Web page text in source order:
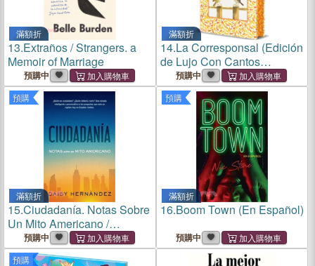
滿額折
13.Extraños / Strangers. a
Memoir of Marriage
預購中
滿額折
14.La Corresponsal (Edición
de Lujo Con Cantos
Pintados) / The
Correspondent. Deluxe
Edition
預購中
預購
滿額折
15.Ciudadanía. Notas Sobre
Un Mito Americano /
Citizenship. Notes on an
American Myth
預購中
預購
滿額折
16.Boom Town (En Español)
預購中
預購